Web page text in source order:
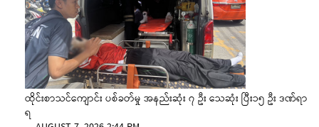
ထိုင်းစာသင်ကျောင်း ပစ်ခတ်မှု အနည်းဆုံး ၇ ဦး သေဆုံး ပြီး၁၅ ဦး ဒဏ်ရာ
ရ